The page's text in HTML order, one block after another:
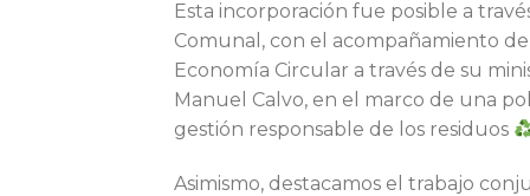
Esta incorporación fue posible a
Comunal, con el acompañamiento
Economía Circular a través de su
Manuel Calvo, en el marco de una
gestión responsable de los residuos
Asimismo, destacamos el trabajo